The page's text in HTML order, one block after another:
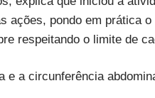
ações, pondo em prática
respeitando o limite de
e a circunferência